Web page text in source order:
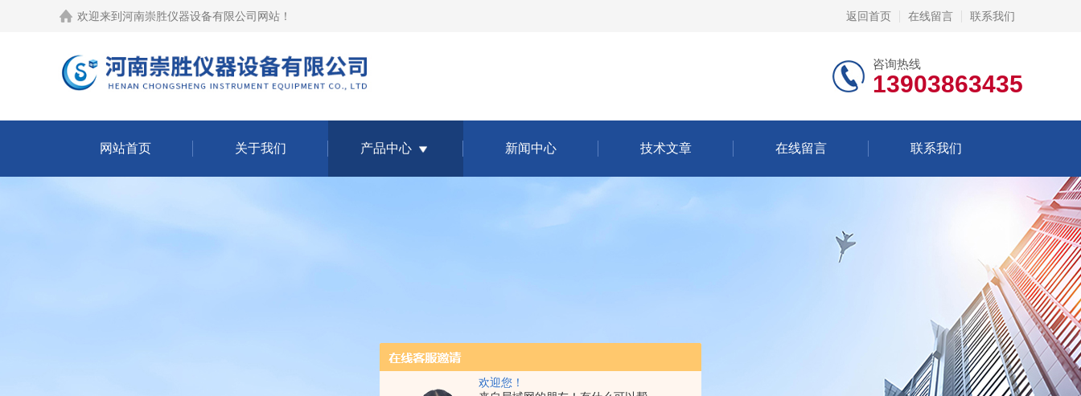
欢迎您！
欢迎来到 河南崇胜仪器设备有限公司网站 ！ 返回首页 在线留言 联系我们
咨询热线
13903863435
网站首页 关于我们 产品中心 新闻中心 技术文章 在线留言 联系我们